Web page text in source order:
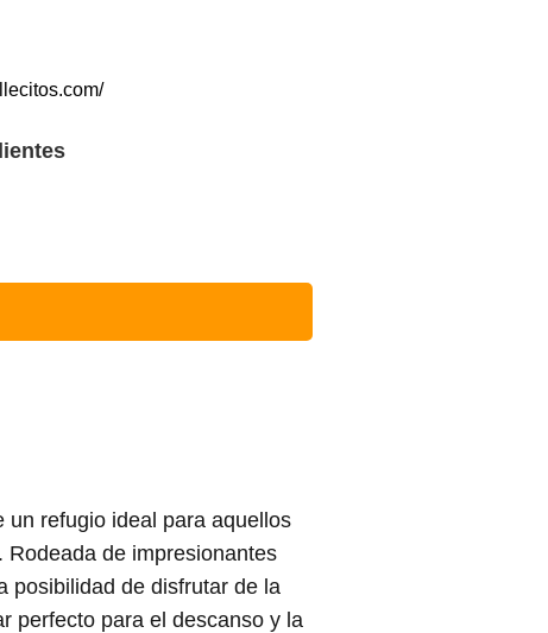
un refugio ideal para aquellos
Rodeada de impresionantes
posibilidad de disfrutar de la
perfecto para el descanso y la